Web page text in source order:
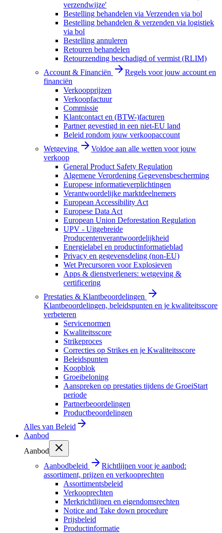
verzendwijze'
Bestelling behandelen via Verzenden via bol
Bestelling behandelen & verzenden via logistiek
via bol
Bestelling annuleren
Retouren behandelen
Retourzending beschadigd of vermist (RLIM)
Account & Financiën
Regels voor jouw account en
financiën
Verkoopprijzen
Verkoopfactuur
Commissie
Klantcontact en (BTW-)facturen
Partner gevestigd in een niet-EU land
Beleid rondom jouw verkoopaccount
Wetgeving
Voldoe aan alle wetten voor jouw
verkoop
General Product Safety Regulation
Algemene Verordening Gegevensbescherming
Europese informatieverplichtingen
Verantwoordelijke marktdeelnemers
European Accessibility Act
Europese Data Act
European Union Deforestation Regulation
UPV - Uitgebreide
Producentenverantwoordelijkheid
Energielabel en productinformatieblad
Privacy en gegevensdeling (non-EU)
Wet Precursoren voor Explosieven
Apps & dienstverleners: wetgeving &
certificering
Prestaties & Klantbeoordelingen
Klantbeoordelingen, beleidspunten en je kwaliteitsscore
verbeteren
Servicenormen
Kwaliteitsscore
Strikeproces
Correcties op Strikes en je Kwaliteitsscore
Beleidspunten
Koopblok
Groeibeloning
Aanspreken op prestaties tijdens de GroeiStart
periode
Partnerbeoordelingen
Productbeoordelingen
Alles van Beleid
Aanbod
Aanbod
Aanbodbeleid
Richtlijnen voor je aanbod:
assortiment, prijzen en verkooprechten
Assortimentsbeleid
Verkooprechten
Merkrichtlijnen en eigendomsrechten
Notice and Take down procedure
Prijsbeleid
Productinformatie